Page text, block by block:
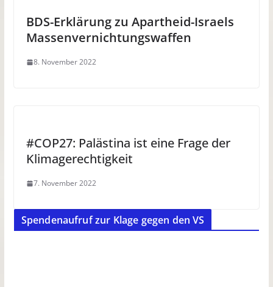
BDS-Erklärung zu Apartheid-Israels
Massenvernichtungswaffen
8. November 2022
#COP27: Palästina ist eine Frage der
Klimagerechtigkeit
7. November 2022
Spendenaufruf zur Klage gegen den VS